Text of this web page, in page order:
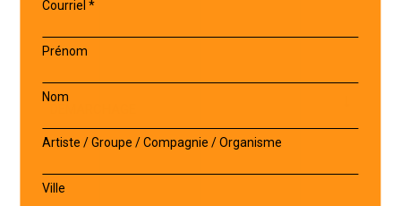
Courriel*
Prénom
Nom
Artiste / Groupe / Compagnie / Organisme
Ville